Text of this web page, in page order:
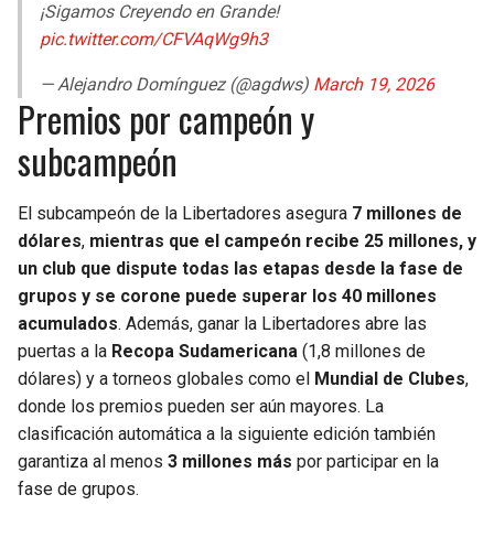
¡Sigamos Creyendo en Grande!
pic.twitter.com/CFVAqWg9h3
— Alejandro Domínguez (@agdws) March 19, 2026
Premios por campeón y
subcampeón
El subcampeón de la Libertadores asegura 7 millones de
dólares, mientras que el campeón recibe 25 millones, y
un club que dispute todas las etapas desde la fase de
grupos y se corone puede superar los 40 millones
acumulados. Además, ganar la Libertadores abre las
puertas a la Recopa Sudamericana (1,8 millones de
dólares) y a torneos globales como el Mundial de Clubes,
donde los premios pueden ser aún mayores. La
clasificación automática a la siguiente edición también
garantiza al menos 3 millones más por participar en la
fase de grupos.